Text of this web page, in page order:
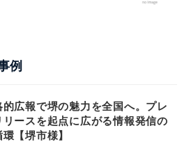
例
的広報で堺の魅力を全国へ。プレ
リースを起点に広がる情報発信の
【堺市様】